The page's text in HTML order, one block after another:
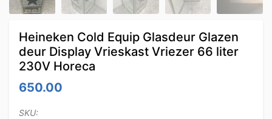
Heineken Cold Equip Glasdeur Glazen
deur Display Vrieskast Vriezer 66 liter
230V Horeca
650.00
SKU: